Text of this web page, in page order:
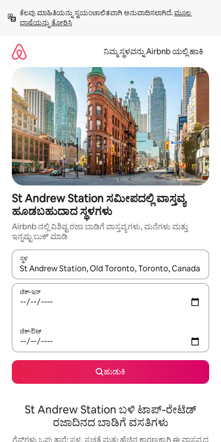
ಹೋಗಿ
ಕೆಲವು ಮಾಹಿತಿಯನ್ನು ಸ್ವಯಂಚಾಲಿತವಾಗಿ ಅನುವಾದಿಸಲಾಗಿದೆ. ಮೂಲ
ಭಾಷೆಯನ್ನು ತೋರಿಸಿ
ನಿಮ್ಮ ಸ್ಥಳವನ್ನು Airbnb ಯಲ್ಲಿ ಹಾಕಿ
St Andrew Station ಸಮೀಪದಲ್ಲಿ ವಾಸ್ತವ್ಯ
ಹೂಡಬಹುದಾದ ಸ್ಥಳಗಳು
Airbnb ನಲ್ಲಿ ವಿಶಿಷ್ಟ ರಜಾ ಬಾಡಿಗೆ ವಾಸ್ತವ್ಯಗಳು, ಮನೆಗಳು ಮತ್ತು
ಇನ್ನಷ್ಟು ಬುಕ್ ಮಾಡಿ
ಸ್ಥಳ
ಫಲಿತಾಂಶಗಳು ಲಭ್ಯವಿರುವಾಗ, ಅಪ್ ಮತ್ತು ಡೌನ್ ಬಾಣದ ಕೀಲಿಗಳೊಂದಿಗೆ
ಚೆಕ್-ಇನ್
ಚೆಕ್-ಔಟ್
ಹುಡುಕಿ
St Andrew Station ಬಳಿ ಟಾಪ್-ರೇಟೆಡ್
ರಜಾದಿನದ ಬಾಡಿಗೆ ವಸತಿಗಳು
ಗೆಸ್ಟ್‌ಗಳು ಒಪ್ಪುತ್ತಾರೆ: ಸ್ಥಳ, ಸ್ವಚ್ಛತೆ ಮತ್ತು ಹೆಚ್ಚಿನ ಕಾರಣಕ್ಕಾಗಿ ಈ ವಾಸ್ತವ್ಯದ